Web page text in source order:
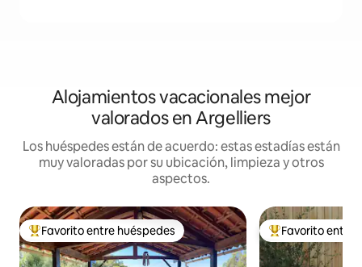
Alojamientos vacacionales mejor
valorados en Argelliers
Los huéspedes están de acuerdo: estas estadías están
muy valoradas por su ubicación, limpieza y otros
aspectos.
Favorito entre huéspedes preferido
Favorito entre huéspedes Favorito entre
Favorito entre